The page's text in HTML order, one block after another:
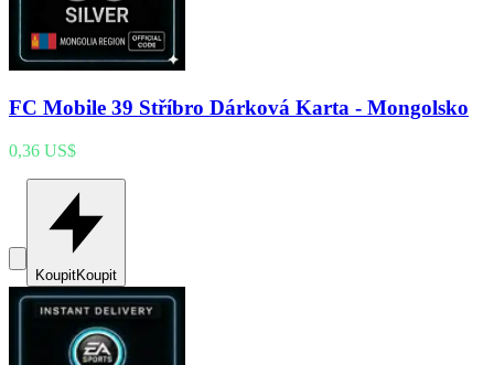
FC Mobile 39 Stříbro Dárková Karta - Mongolsko
0,36 US$
KoupitKoupit